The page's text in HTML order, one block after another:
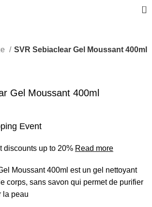
0
SVR Sebiaclear Gel Moussant 400ml
Gel Moussant 400ml
Event
discounts up to 20% Read more
Moussant 400ml est un gel nettoyant
corps, sans savon qui permet de purifier
la peau